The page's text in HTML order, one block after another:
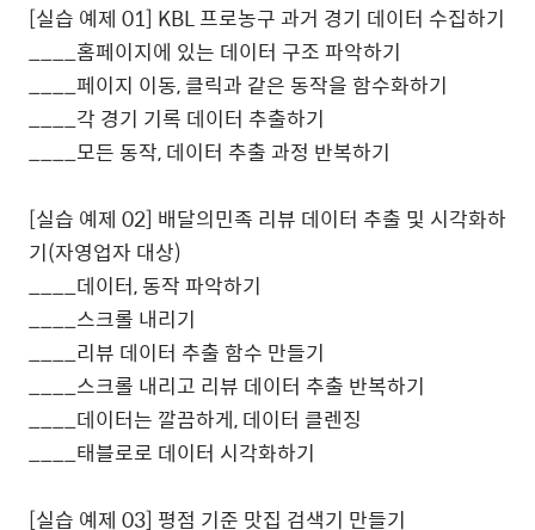
[실습 예제 01] KBL프로농구 과거 경기 데이터 수집하기
____홈페이지에 있는 데이터 구조 파악하기
____페이지 이동,클릭과 같은 동작을 함수화하기
____각 경기 기록 데이터 추출하기
____모든 동작,데이터 추출 과정 반복하기
[실습 예제 02] 배달의민족 리뷰 데이터 추출 및 시각화하
기(자영업자 대상)
____데이터,동작 파악하기
____스크롤 내리기
____리뷰 데이터 추출 함수 만들기
____스크롤 내리고 리뷰 데이터 추출 반복하기
____데이터는 깔끔하게,데이터 클렌징
____태블로로 데이터 시각화하기
[실습 예제 03] 평점 기준 맛집 검색기 만들기